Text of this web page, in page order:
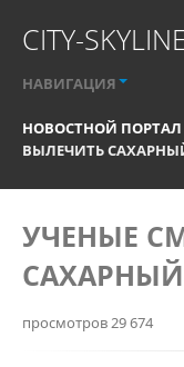
CITY-
НАВИГАЦИЯ
НОВОСТНОЙ ПОРТАЛ
ВЫЛЕЧИТЬ
УЧЕНЫЕ
просмотров 29 674